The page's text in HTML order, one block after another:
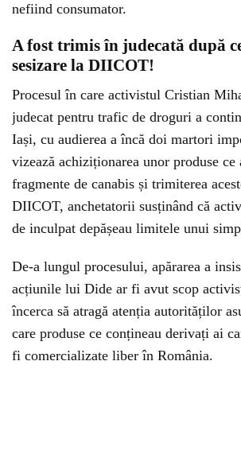
nefiind consumator.
A fost trimis în judecată după
sesizare la DIICOT!
Procesul în care activistul Cristian
judecat pentru trafic de droguri a
Iași, cu audierea a încă doi martori
vizează achiziționarea unor produse
fragmente de canabis și trimiterea
DIICOT, anchetatorii susținând că
de inculpat depășeau limitele unui
De-a lungul procesului, apărarea a
acțiunile lui Dide ar fi avut scop
încerca să atragă atenția autorităților
care produse ce conțineau derivați ai
fi comercializate liber în România.